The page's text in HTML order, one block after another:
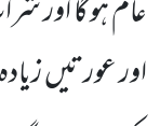
عام ہو گا اور
اور عورتیں